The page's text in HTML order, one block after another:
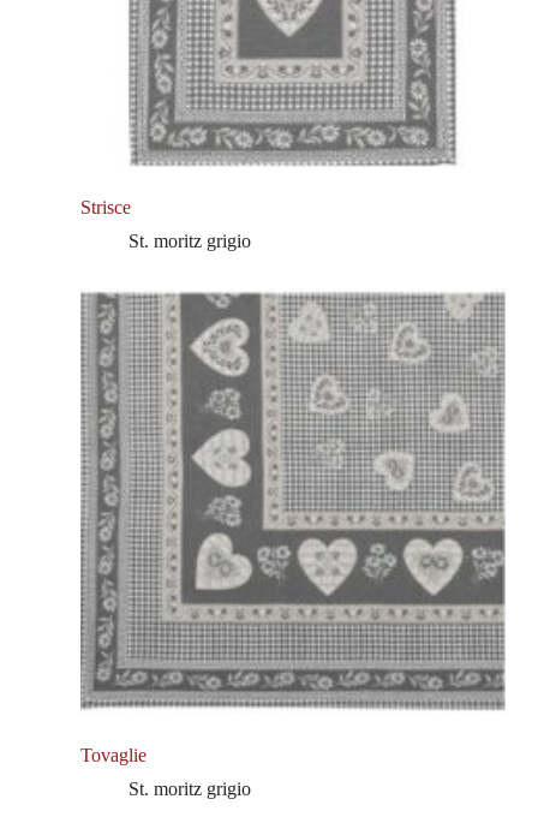
Strisce
St. moritz grigio
Tovaglie
St. moritz grigio